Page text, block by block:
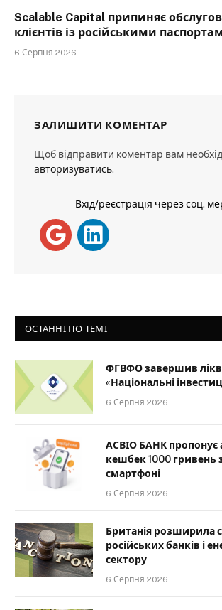
Scalable Capital припиняє
клієнтів із російськими
6 Серпня 2026
ЗАЛИШИТИ КОМЕНТАР
Щоб відправити коментар вам
авторизуватись.
Вхід/реєстрація через соц.
ОСТАННІ ПО ТЕМІ
ФГВФО завершив
«Національні
6 Серпня 2026
АСВІО БАНК пропонує
кешбек 1000 гривень
смартфоні
6 Серпня 2026
Британія розширила
російських банків і
сектору
6 Серпня 2026